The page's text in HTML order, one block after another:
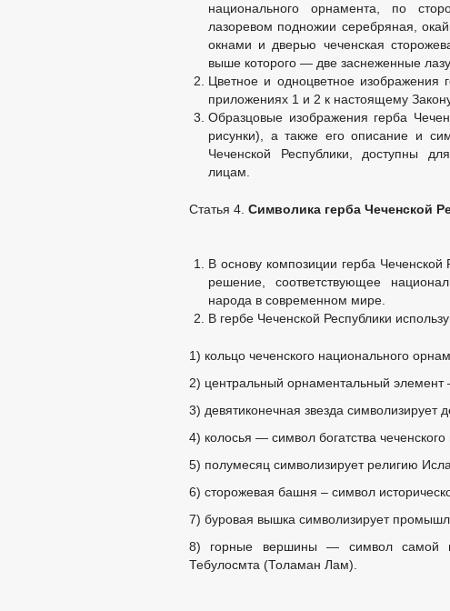
национального орнамента, по
лазоревом подножии серебряная,
окнами и дверью чеченская
выше которого — две заснеженные
Цветное и одноцветное изображения
приложениях 1 и 2 к настоящему
Образцовые изображения герба
рисунки), а также его описание и
Чеченской Республики, доступны
лицам.
Статья 4. Символика герба Чеченской
В основу композиции герба Чеченской
решение, соответствующее
народа в современном мире.
В гербе Чеченской Республики
1) кольцо чеченского национального
2) центральный орнаментальный
3) девятиконечная звезда символизирует
4) колосья — символ богатства
5) полумесяц символизирует религию
6) сторожевая башня – символ
7) буровая вышка символизирует
8) горные вершины — символ самой
Тебулосмта (Толаман Лам).